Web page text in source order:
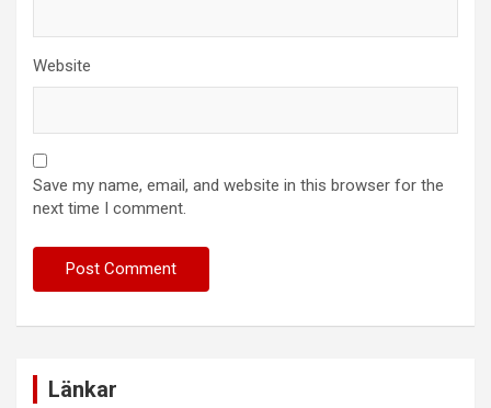
Website
Save my name, email, and website in this browser for the
next time I comment.
Länkar